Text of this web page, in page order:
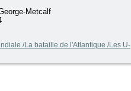
Metcalf
/La bataille de l'Atlantique /Les U-